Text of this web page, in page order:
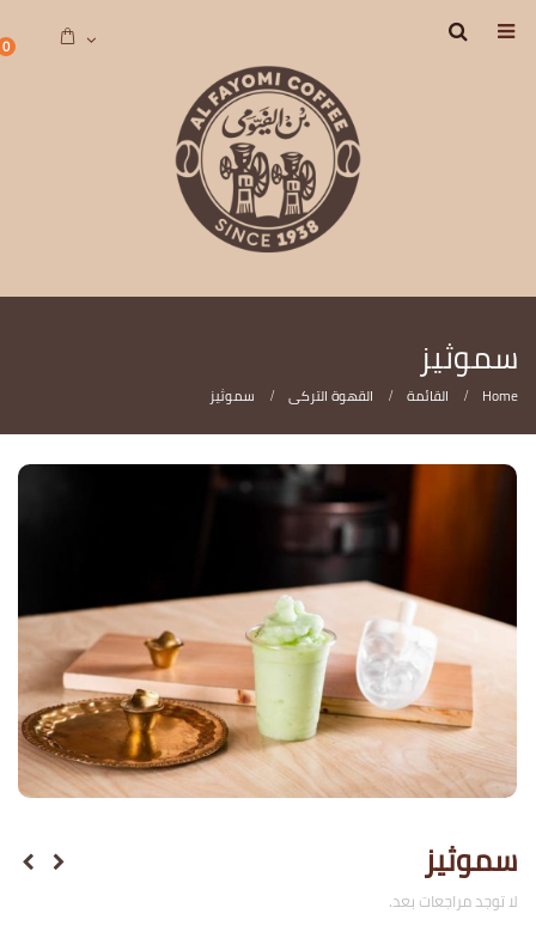
0
سموثيز
Home القائمة القهوة التركى سموثيز
سموثيز
لا توجد مراجعات بعد.